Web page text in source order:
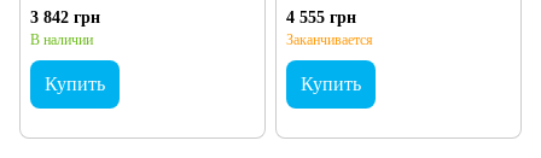
(RBcAPGi-5acD2nD)
3 842 грн
В наличии
Купить
RBcAPGi-5acD2nD-XL
4 555 грн
Заканчивается
Купить